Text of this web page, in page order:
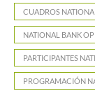
CUADROS
NATIONAL BANK
PARTICIPANTES
PROGRAMACIÓN